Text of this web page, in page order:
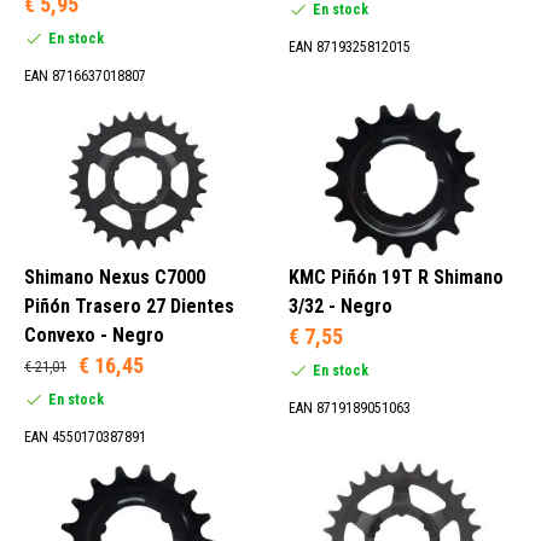
En stock
EAN 8716637018807
En stock
EAN 8719325812015
Shimano Nexus C7000
Piñón Trasero 27 Dientes
Convexo - Negro
€ 21,01 € 16,45
En stock
EAN 4550170387891
KMC Piñón 19T R Shimano
3/32 - Negro
€ 7,55
En stock
EAN 8719189051063